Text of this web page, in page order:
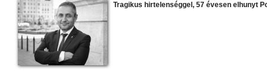
Tragikus hirtelenséggel, 57 évesen elhunyt